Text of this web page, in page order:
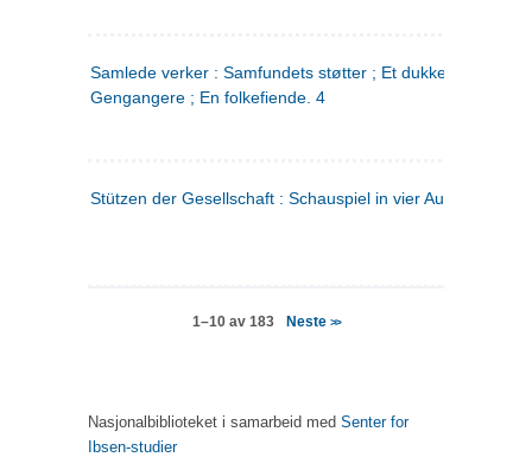
Samlede verker : Samfundets støtter ; Et dukkehjem ;
Gengangere ; En folkefiende. 4
Stützen der Gesellschaft : Schauspiel in vier Aufzügen
1–10 av 183 Neste >>
Nasjonalbiblioteket i samarbeid med Senter for
Ibsen-studier